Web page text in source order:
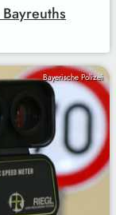
Bayerische Polizei